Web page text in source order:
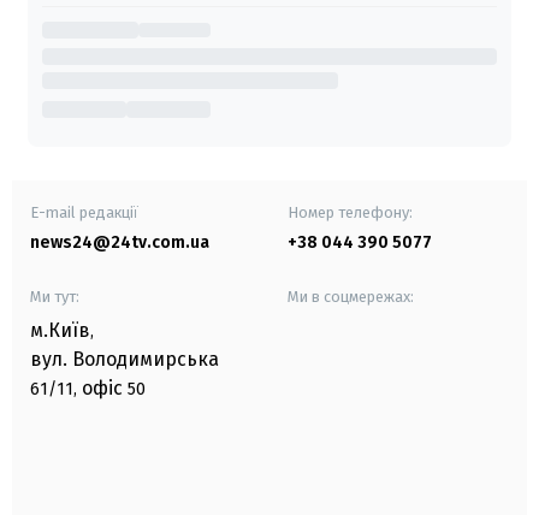
E-mail редакції
news24@24tv.com.ua
Номер телефону:
+38 044 390 5077
Ми тут:
м.Київ,
вул. Володимирська
61/11, офіс 50
Ми в соцмережах: